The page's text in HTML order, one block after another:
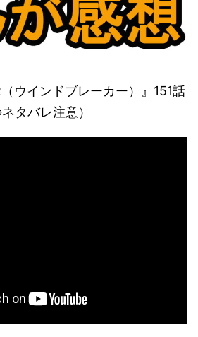
（ウインドブレーカー）』151話
タバレ注意）